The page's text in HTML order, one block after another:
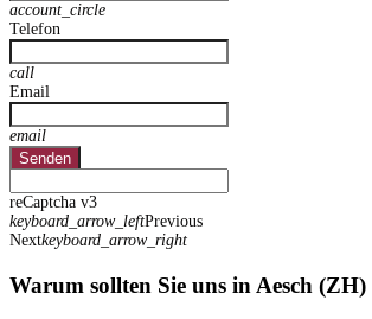
account_circle
Telefon
call
Email
email
Senden
reCaptcha v3
keyboard_arrow_leftPrevious
Nextkeyboard_arrow_right
Warum sollten Sie uns in Aesch